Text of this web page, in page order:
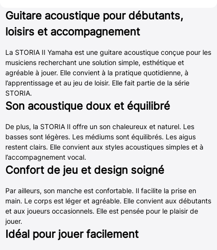
Guitare acoustique pour débutants,
loisirs et accompagnement
La STORIA II Yamaha est une guitare acoustique conçue pour les
musiciens recherchant une solution simple, esthétique et
agréable à jouer. Elle convient à la pratique quotidienne, à
l’apprentissage et au jeu de loisir. Elle fait partie de la série
STORIA.
Son acoustique doux et équilibré
De plus, la STORIA II offre un son chaleureux et naturel. Les
basses sont légères. Les médiums sont équilibrés. Les aigus
restent clairs. Elle convient aux styles acoustiques simples et à
l’accompagnement vocal.
Confort de jeu et design soigné
Par ailleurs, son manche est confortable. Il facilite la prise en
main. Le corps est léger et agréable. Elle convient aux débutants
et aux joueurs occasionnels. Elle est pensée pour le plaisir de
jouer.
Idéal pour jouer facilement